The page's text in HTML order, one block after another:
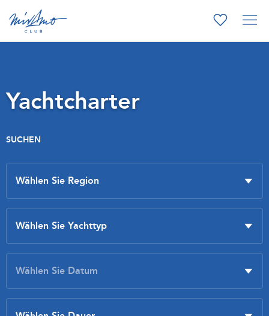
Yachtcharter
SUCHEN